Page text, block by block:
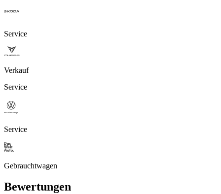
Service
Verkauf
Service
Service
Gebrauchtwagen
Bewertungen